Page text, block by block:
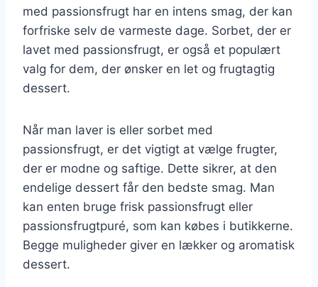
med passionsfrugt har en intens smag, der kan
forfriske selv de varmeste dage. Sorbet, der er
lavet med passionsfrugt, er også et populært
valg for dem, der ønsker en let og frugtagtig
dessert.
Når man laver is eller sorbet med
passionsfrugt, er det vigtigt at vælge frugter,
der er modne og saftige. Dette sikrer, at den
endelige dessert får den bedste smag. Man
kan enten bruge frisk passionsfrugt eller
passionsfrugtpuré, som kan købes i butikkerne.
Begge muligheder giver en lækker og aromatisk
dessert.